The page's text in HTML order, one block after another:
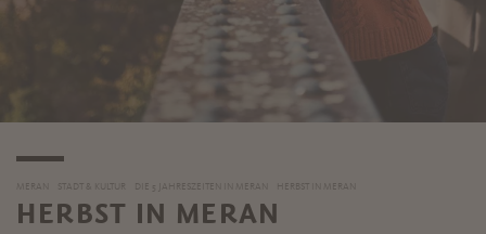
MERAN STADT & KULTUR DIE 5 JAHRESZEITEN IN MERAN HERBST IN MERAN
HERBST IN MERAN